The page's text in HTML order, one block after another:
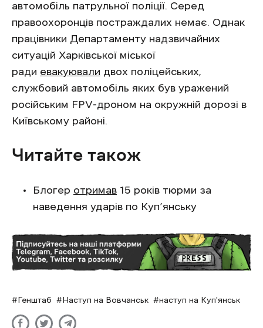
автомобіль патрульної поліції. Серед
правоохоронців постраждалих немає. Однак
працівники Департаменту надзвичайних
ситуацій Харківської міської
ради евакуювали двох поліцейських,
службовий автомобіль яких був уражений
російським FPV-дроном на окружній дорозі в
Київському районі.
Читайте також
Блогер отримав 15 років тюрми за
наведення ударів по Куп’янську
Генштаб Наступ на Вовчанськ наступ на Куп'янськ